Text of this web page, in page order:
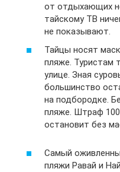
от отдыхающих
тайскому ТВ
не показывают.
Тайцы носят
пляже. Туристам
улице. Зная
большинство
на подбородке.
пляже. Штраф
остановит без
Самый
пляжи Равай и